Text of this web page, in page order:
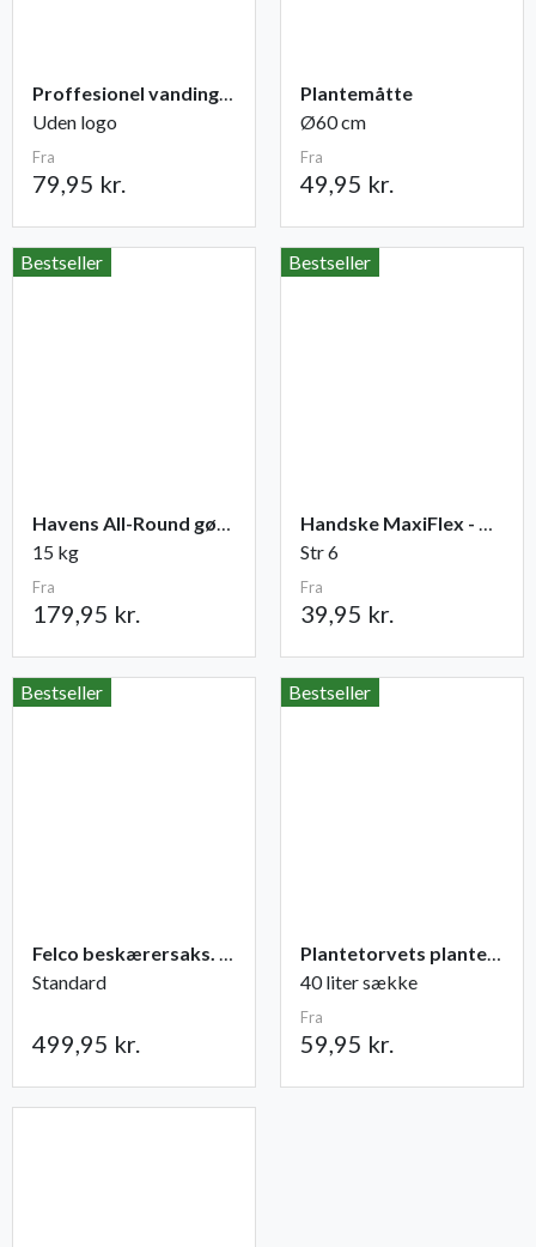
Proffesionel vandingspose 100 liter
Uden logo
Fra
79,95 kr.
Plantemåtte
Ø60 cm
Fra
49,95 kr.
Bestseller
Havens All-Round gødning NPK 12-2-10
15 kg
Fra
179,95 kr.
Bestseller
Handske MaxiFlex - Ultimate
Str 6
Fra
39,95 kr.
Bestseller
Felco beskærersaks. nr. 2
Standard
499,95 kr.
Bestseller
Plantetorvets plantejord
40 liter sække
Fra
59,95 kr.